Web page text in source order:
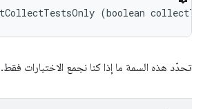
(boolean
تحدّد هذه السمة ما إذا كنا نجمع الاختبارات فقط.